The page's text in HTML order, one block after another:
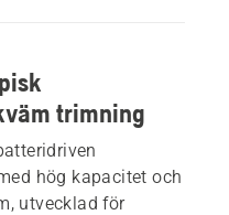
trimning
hög kapacitet och
utvecklad för